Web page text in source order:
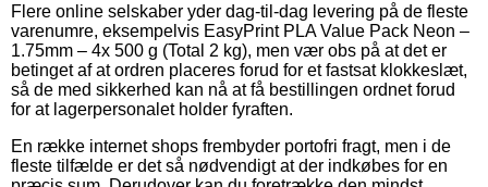
Flere online selskaber yder dag-til-dag levering på de fleste
varenumre, eksempelvis EasyPrint PLA Value Pack Neon –
1.75mm – 4x 500 g (Total 2 kg), men vær obs på at det er
betinget af at ordren placeres forud for et fastsat klokkeslæt,
så de med sikkerhed kan nå at få bestillingen ordnet forud
for at lagerpersonalet holder fyraften.
En række internet shops frembyder portofri fragt, men i de
fleste tilfælde er det så nødvendigt at der indkøbes for en